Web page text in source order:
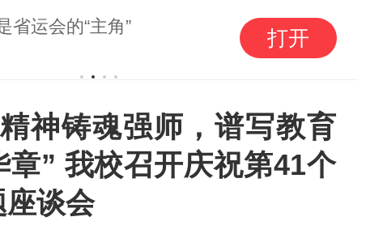
省运会的“主角” 打开
神铸魂强师，谱写教育
章” 我校召开庆祝第41个
谈会